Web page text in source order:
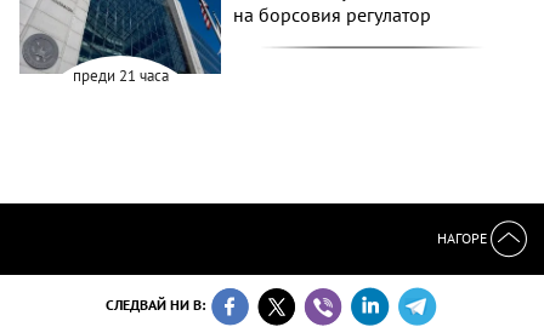
преди 21 часа
на борсовия регулатор
НАГОРЕ
СЛЕДВАЙ НИ В: